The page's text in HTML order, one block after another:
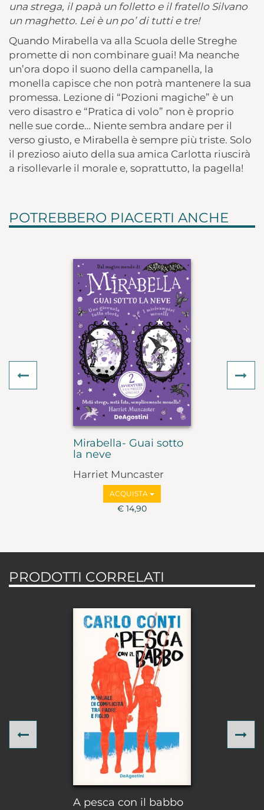
una strega, il papà un folletto e il fratello Silvano
un maghetto. Lei è un po’ di tutti e tre!
Quando Mirabella va alla Scuola delle Streghe
promette di non combinare guai! Ma neanche
un’ora dopo il suono della campanella, la
monella capisce che non potrà mantenere la sua
promessa. Lezione di “Pozioni magiche” è un
vero disastro e “Pratica di volo” non è proprio
nelle sue corde… Niente sembra andare per il
verso giusto, e Mirabella è sempre più triste. Solo
il prezioso aiuto della sua amica Carlotta riuscirà
a risollevarle il morale e, soprattutto, la pagella!
POTREBBERO PIACERTI ANCHE
Mirabella- Guai sotto
la neve
Harriet Muncaster
ACQUISTA
€ 14,90
Previous
PRODOTTI CORRELATI
A pesca con il babbo
Previous